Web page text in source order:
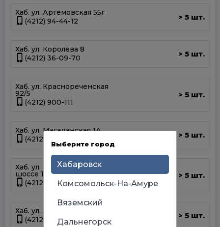
Хаб. ул. Артёмовская 55г
(4212) 94-44-12
> 5 шт.
Хаб. ул. Королева 8
(4212) 36-09-70
> 5 шт.
Хаб. ул. Краснореченская
92/5
(4212) 900-111
> 5 шт.
Хаб. ул. Магаданская 1А
(4212) 63-39-83
> 5 шт.
Хаб. ул. Матвеевское
шоссе 13А
(4212) 69-93-93
> 5 шт.
Хаб. ул. Панфиловцев 14Б
(4212) 63-22-47
> 5 шт.
Выберите город
Хабаровск
Комсомольск-На-Амуре
Вяземский
Дальнегорск